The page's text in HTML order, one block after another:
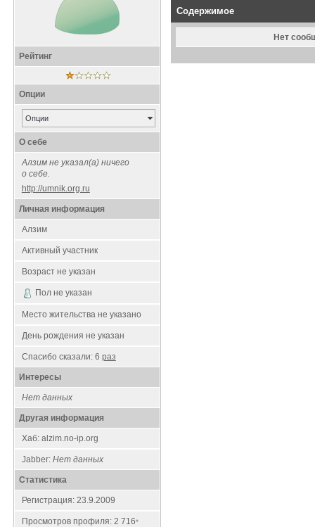
Рейтинг
Опции
Опции
О себе
Aлзим не указал(а) ничего
о себе.
http://umnik.org.ru
Личная информация
Aлзим
Активный участник
Возраст не указан
Пол не указан
Место жительства не указано
День рождения не указан
Спасибо сказали: 6 раз
Интересы
Нет данных
Другая информация
Хаб: alzim.no-ip.org
Jabber: Нет данных
Статистика
Регистрация: 23.9.2009
Просмотров профиля: 2 716*
Содержимое
Нет